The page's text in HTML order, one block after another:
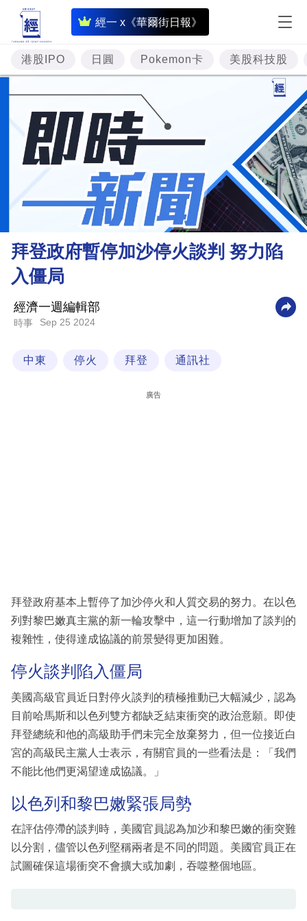
經一 x《華爾街日報》
即
時
財
經
專
題
投
資
樓
市
財
業
科
區
港股IPO 日圓 Pokemon卡 美股科技股
拜登政府暫停加沙停火談判 努力陷
入僵局
經濟一週編輯部
時事 Sep 25 2024
中東 停火 拜登 通訊社
廣告
拜登政府基本上暫停了加沙停火和人質交易的努力。在以色
列對黎巴嫩真主黨的新一輪攻擊中，這一行動增加了談判的
複雜性，使得達成協議的前景變得更加困難。
停火談判陷入僵局
美國高級官員近日對停火談判的積極推動已大幅減少，認為
目前哈馬斯和以色列雙方都缺乏結束衝突的政治意願。即使
拜登總統和他的高級助手們未完全放棄努力，但一位接近白
宮的高級民主黨人士表示，有關官員的一些看法是：「我們
不能比他們更渴望達成協議。」
以色列和黎巴嫩緊張局勢
在評估停滯的談判時，美國官員認為加沙和黎巴嫩的衝突難
以分割，儘管以色列堅稱兩者是不同的問題。美國官員正在
試圖確保這場衝突不會擴大或加劇，吞噬整個地區。